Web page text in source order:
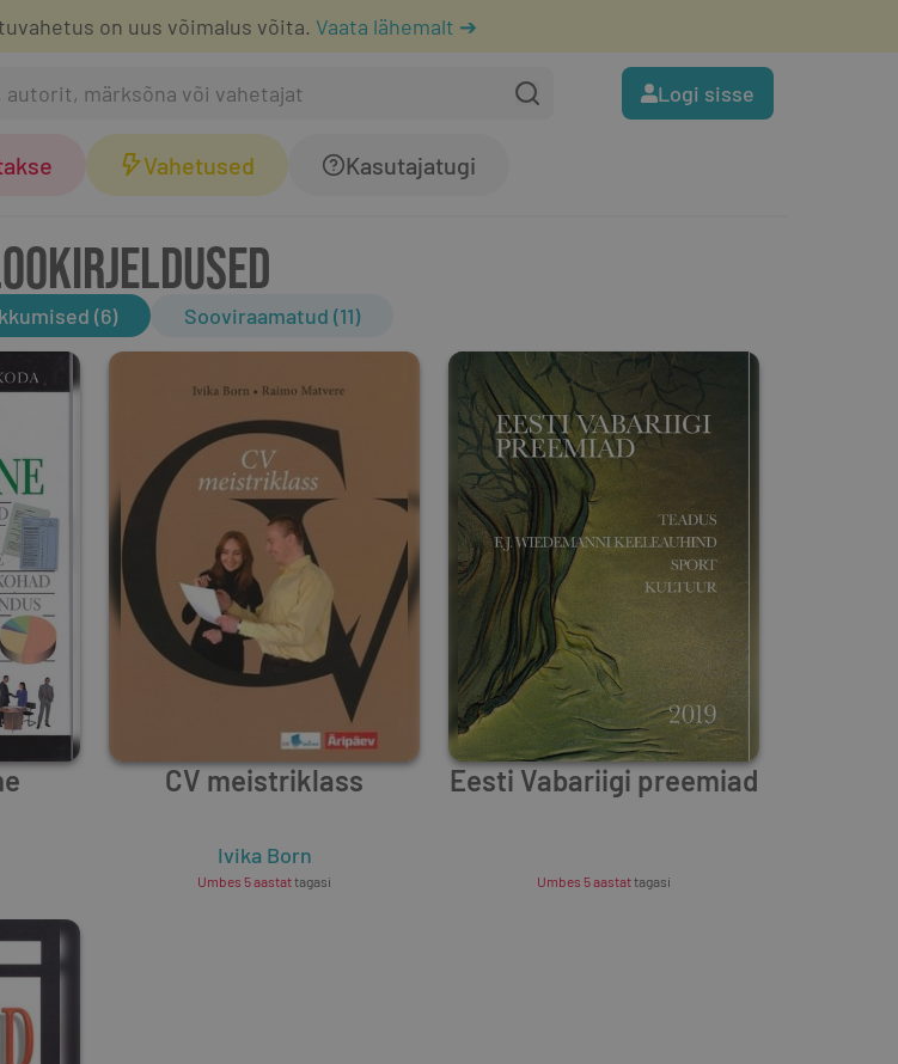
on uus võimalus võita. Vaata lähemalt ➔
Logi sisse
Vahetused Kasutajatugi
(6) Sooviraamatud (11)
CV meistriklass
Ivika Born
Umbes 5 aastattagasi
Eesti Vabariigi preemiad
Umbes 5 aastattagasi